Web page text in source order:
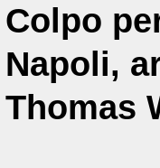
Colpo
Napoli,
Thomas